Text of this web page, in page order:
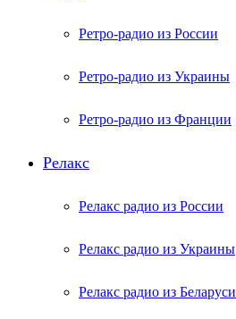
Ретро-радио из России
Ретро-радио из Украины
Ретро-радио из Франции
Релакс
Релакс радио из России
Релакс радио из Украины
Релакс радио из Беларуси